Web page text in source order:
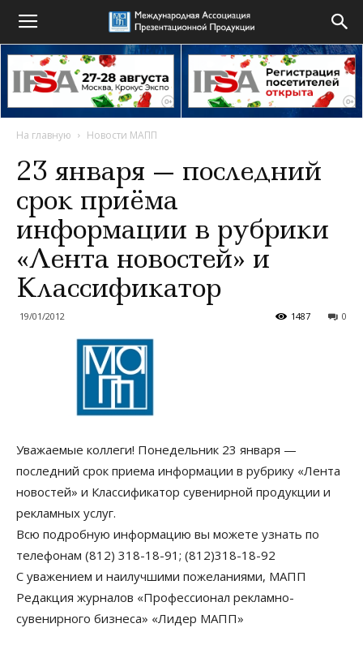
На главную Новости МАПП
23 января — последний
срок приёма
информации в рубрики
«Лента новостей» и
Классификатор
19/01/2012 0
1487
Уважаемые коллеги! Понедельник 23 января —
последний срок приема информации в рубрику «Лента
новостей» и Классификатор сувенирной продукции и
рекламных услуг.
Всю подробную информацию вы можете узнать по
телефонам (812) 318-18-91; (812)318-18-92
С уважением и наилучшими пожеланиями, МАПП
Редакция журналов «Профессионал рекламно-
сувенирного бизнеса» «Лидер МАПП»